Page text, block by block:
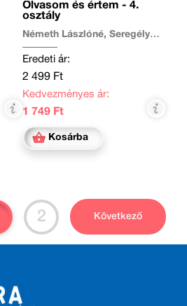
Olvasom és értem - 4.
osztály
Németh Lászlóné, Seregélyné
Eredeti ár:
2 499 Ft
Kedvezményes ár:
1 749 Ft
Kosárba
2 Következő